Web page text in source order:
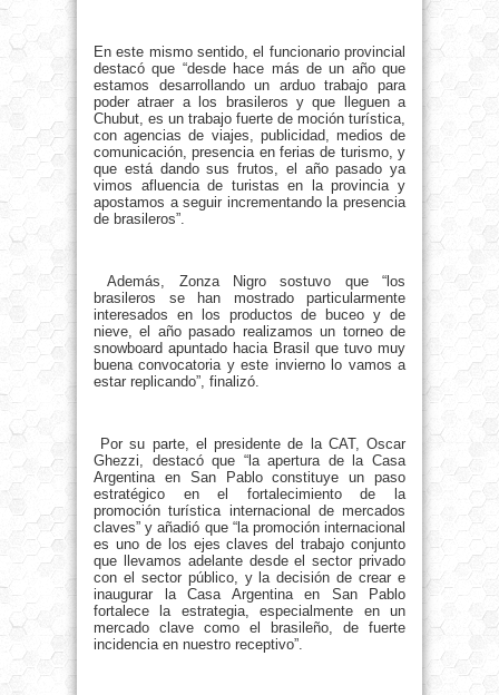
En este mismo sentido, el funcionario provincial
destacó que “desde hace más de un año que
estamos desarrollando un arduo trabajo para
poder atraer a los brasileros y que lleguen a
Chubut, es un trabajo fuerte de moción turística,
con agencias de viajes, publicidad, medios de
comunicación, presencia en ferias de turismo, y
que está dando sus frutos, el año pasado ya
vimos afluencia de turistas en la provincia y
apostamos a seguir incrementando la presencia
de brasileros”.
Además, Zonza Nigro sostuvo que “los
brasileros se han mostrado particularmente
interesados en los productos de buceo y de
nieve, el año pasado realizamos un torneo de
snowboard apuntado hacia Brasil que tuvo muy
buena convocatoria y este invierno lo vamos a
estar replicando”, finalizó.
Por su parte, el presidente de la CAT, Oscar
Ghezzi, destacó que “la apertura de la Casa
Argentina en San Pablo constituye un paso
estratégico en el fortalecimiento de la
promoción turística internacional de mercados
claves” y añadió que “la promoción internacional
es uno de los ejes claves del trabajo conjunto
que llevamos adelante desde el sector privado
con el sector público, y la decisión de crear e
inaugurar la Casa Argentina en San Pablo
fortalece la estrategia, especialmente en un
mercado clave como el brasileño, de fuerte
incidencia en nuestro receptivo”.